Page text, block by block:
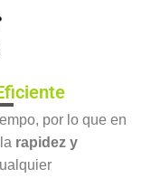
por lo que en
rapidez y